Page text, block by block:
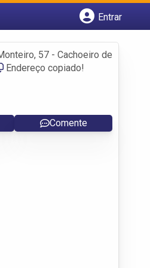
Entrar
57 - Cachoeiro de
Endereço copiado!
Comente